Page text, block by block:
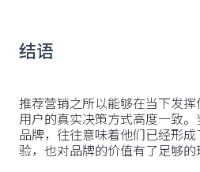
结语
推荐营销之所以能够在当下发
用户的真实决策方式高度一致
品牌，往往意味着他们已经形
验，也对品牌的价值有了足够的